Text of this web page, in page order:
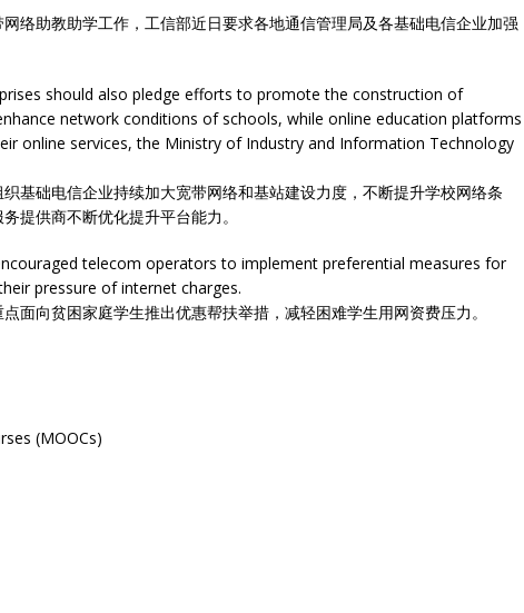
络助教助学工作，工信部近日要求各地通信管理局及各基础电信企业加强
should also pledge efforts to promote the construction of
network conditions of schools, while online education platforms
online services, the Ministry of Industry and Information Technology
基础电信企业持续加大宽带网络和基站建设力度，不断提升学校网络条
提供商不断优化提升平台能力。
telecom operators to implement preferential measures for
pressure of internet charges.
面向贫困家庭学生推出优惠帮扶举措，减轻困难学生用网资费压力。
(MOOCs)